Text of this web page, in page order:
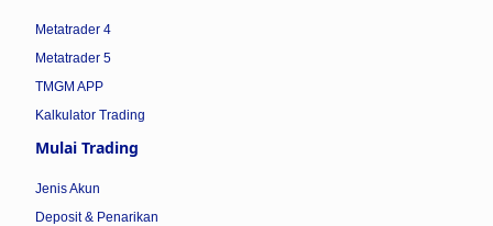
Metatrader 4
Metatrader 5
TMGM APP
Kalkulator Trading
Mulai Trading
Jenis Akun
Deposit & Penarikan